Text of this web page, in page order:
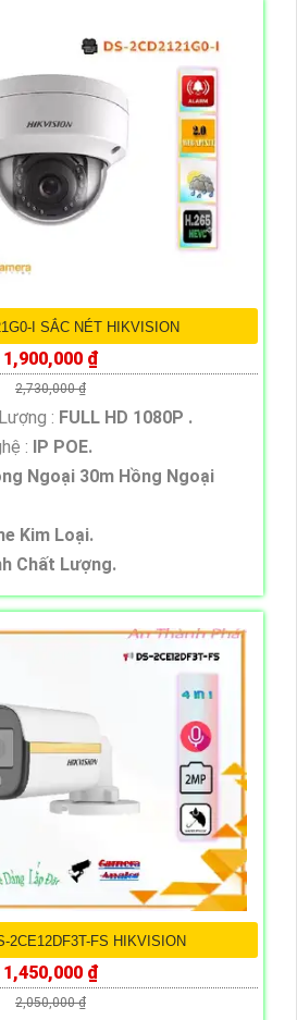
I SẮC NÉT HIKVISION
1,900,000 ₫
2,730,000 ₫
: FULL HD 1080P .
:
IP POE.
Ngoại 30m Hồng Ngoại
Kim Loại.
Chất Lượng.
2CE12DF3T-FS HIKVISION
1,450,000 ₫
2,050,000 ₫